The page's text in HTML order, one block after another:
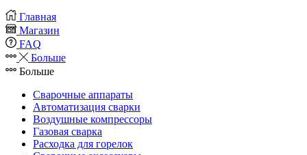
Главная
Магазин
FAQ
Больше
Больше
Сварочные аппараты
Автоматизация сварки
Воздушные компрессоры
Газовая сварка
Расходка для горелок